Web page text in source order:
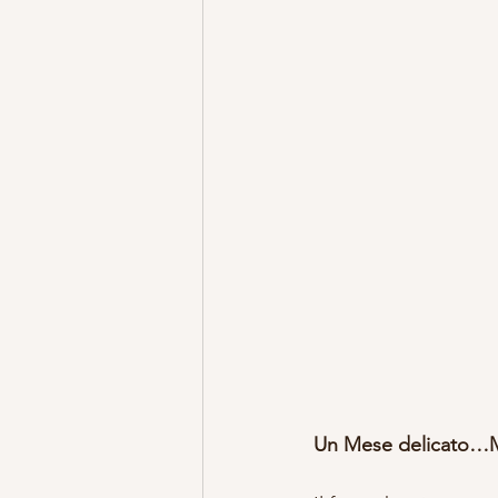
Un Mese